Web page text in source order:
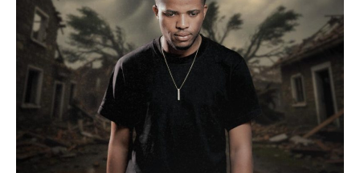
Politique
Technologies
Entreprenariat